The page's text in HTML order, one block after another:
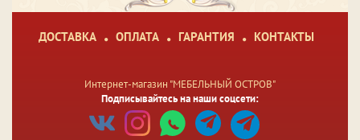
ДОСТАВКА ОПЛАТА ГАРАНТИЯ КОНТАКТЫ
Интернет-магазин "МЕБЕЛЬНЫЙ ОСТРОВ"
Подписывайтесь на наши соцсети: